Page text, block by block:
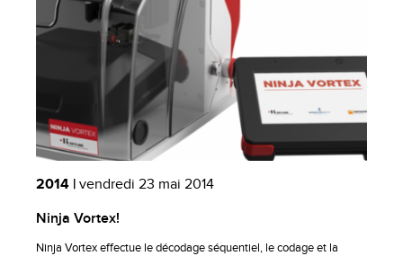
2014 | vendredi 23 mai 2014
Ninja Vortex!
Ninja Vortex effectue le décodage séquentiel, le codage et la